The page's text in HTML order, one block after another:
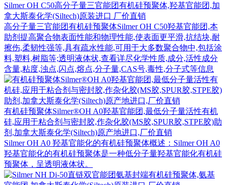
Silmer OH C50高分子量三官能团有机硅预聚体,羟基官能团,加
拿大斯泰化学(Siltech)原装进口 厂价直销
高分子量三官能团有机硅预聚体Silmer OH C50羟基官能团,本
助剂提高聚合物表面性能和物理性能,使表面更平滑,抗结块,耐
擦伤,柔韧性强等,具有疏水性能,可用于大多数聚合物中,包括涂
料,塑料,树脂等;透明液体状,查看详尽化学性质,成分,活性成分
含量,粘度,浊点,闪点,熔点,分子量,CAS号,毒性,分子式等信息
有机硅预聚体Silmer®OH A0羟基官能团,最低分子量活性有机
硅,应用于粘合剂与密封胶,作杂化胶(MS胶,SPUR胶,STPE胶)助
剂,加拿大斯泰化学(Siltech)原产地进口,厂价直销
Silmer OH A0 羟基官能化的有机硅预聚体概述：Silmer OH A0
羟基官能化的有机硅预聚体是一种低分子量羟基官能化有机硅
预聚体，呈透明液体状。